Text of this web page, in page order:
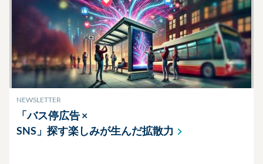
NEWSLETTER
「バス停広告 ×
SNS」探す楽しみが生んだ拡散力